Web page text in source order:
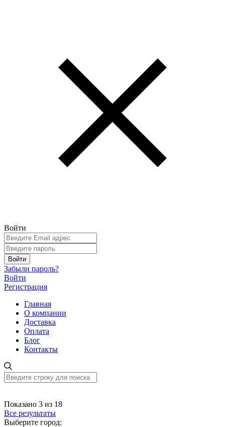
Войти
Войти
Забыли пароль?
Войти
Регистрация
Главная
О компании
Доставка
Оплата
Блог
Контакты
Показано 3 из 18
Все результаты
Выберите город: